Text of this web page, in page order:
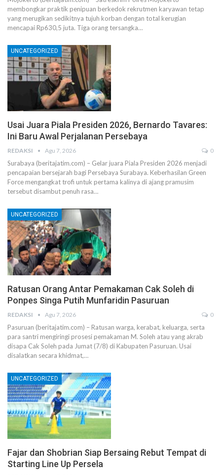
membongkar praktik penipuan berkedok rekrutmen karyawan tetap
yang merugikan sedikitnya tujuh korban dengan total kerugian
mencapai Rp630,5 juta. Tiga orang tersangka…
UNCATEGORIZED
Usai Juara Piala Presiden 2026, Bernardo Tavares:
Ini Baru Awal Perjalanan Persebaya
REDAKSI Agu 7, 2026 0
Surabaya (beritajatim.com) – Gelar juara Piala Presiden 2026 menjadi
pencapaian bersejarah bagi Persebaya Surabaya. Keberhasilan Green
Force mengangkat trofi untuk pertama kalinya di ajang pramusim
tersebut disambut penuh rasa…
UNCATEGORIZED
Ratusan Orang Antar Pemakaman Cak Soleh di
Ponpes Singa Putih Munfaridin Pasuruan
REDAKSI Agu 7, 2026 0
Pasuruan (beritajatim.com) – Ratusan warga, kerabat, keluarga, serta
para santri mengiringi prosesi pemakaman M. Soleh atau yang akrab
disapa Cak Soleh pada Jumat (7/8) di Kabupaten Pasuruan. Usai
disalatkan secara khidmat,…
UNCATEGORIZED
Fajar dan Shobrian Siap Bersaing Rebut Tempat di
Starting Line Up Persela